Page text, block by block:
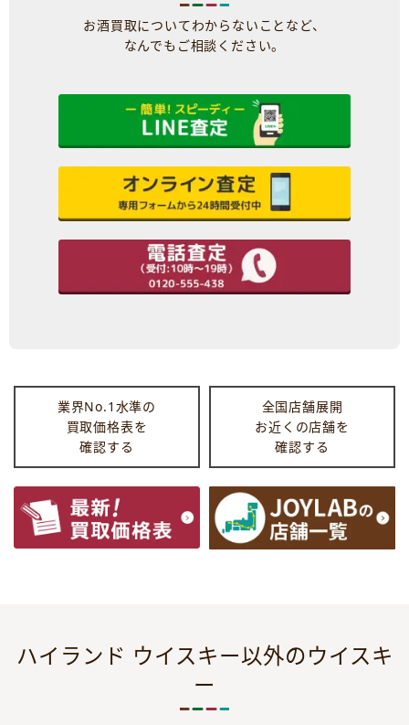
お酒買取についてわからないことなど、
なんでもご相談ください。
業界No.1水準の
買取価格表を
確認する
全国店舗展開
お近くの店舗を
確認する
ハイランド ウイスキー以外のウイスキ
ー